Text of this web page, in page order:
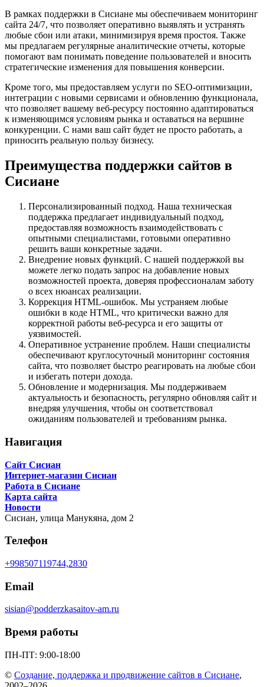
В рамках поддержки в Сисиане мы обеспечиваем мониторинг
сайта 24/7, что позволяет оперативно выявлять и устранять
любые сбои или атаки, минимизируя время простоя. Также
мы предлагаем регулярные аналитические отчеты, которые
помогают вам понимать поведение пользователей и вносить
стратегические изменения для повышения конверсии.
Кроме того, мы предоставляем услуги по SEO-оптимизации,
интеграции с новыми сервисами и обновлению функционала,
что позволяет вашему веб-ресурсу постоянно адаптироваться
к изменяющимся условиям рынка и оставаться на вершине
конкуренции. С нами ваш сайт будет не просто работать, а
приносить реальную пользу бизнесу.
Преимущества поддержки сайтов в
Сисиане
Персонализированный подход. Наша техническая
поддержка предлагает индивидуальный подход,
предоставляя возможность взаимодействовать с
опытными специалистами, готовыми оперативно
решить ваши конкретные задачи.
Внедрение новых функций. С нашей поддержкой вы
можете легко подать запрос на добавление новых
возможностей проекта, доверяя профессионалам заботу
о всех нюансах реализации.
Коррекция HTML-ошибок. Мы устраняем любые
ошибки в коде HTML, что критически важно для
корректной работы веб-ресурса и его защиты от
уязвимостей.
Оперативное устранение проблем. Наши специалисты
обеспечивают круглосуточный мониторинг состояния
сайта, что позволяет быстро реагировать на любые сбои
и избегать потери дохода.
Обновление и модернизация. Мы поддерживаем
актуальность и безопасность, регулярно обновляя сайт и
внедряя улучшения, чтобы он соответствовал
ожиданиям пользователей и требованиям рынка.
Навигация
Сайт Сисиан
Интернет-магазин Сисиан
Работа в Сисиане
Карта сайта
Новости
Сисиан, улица Манукяна, дом 2
Телефон
+998507119744,2830
Email
sisian@podderzkasaitov-am.ru
Время работы
ПН-ПТ: 9:00-18:00
© Создание, поддержка и продвижение сайтов в Сисиане,